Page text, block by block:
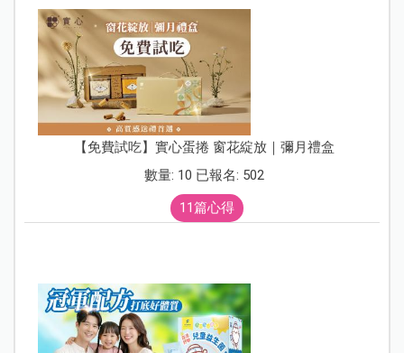
【免費試吃】實心蛋捲 窗花綻放｜彌月禮盒
數量: 10 已報名: 502
11篇心得